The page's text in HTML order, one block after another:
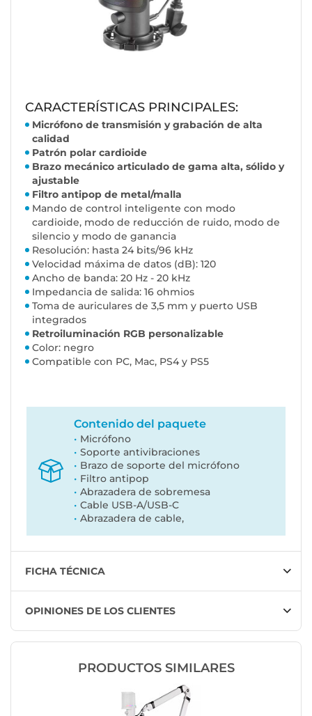
CARACTERÍSTICAS PRINCIPALES:
Micrófono de transmisión y grabación de alta
calidad
Patrón polar cardioide
Brazo mecánico articulado de gama alta, sólido y
ajustable
Filtro antipop de metal/malla
Mando de control inteligente con modo
cardioide, modo de reducción de ruido, modo de
silencio y modo de ganancia
Resolución: hasta 24 bits/96 kHz
Velocidad máxima de datos (dB): 120
Ancho de banda: 20 Hz - 20 kHz
Impedancia de salida: 16 ohmios
Toma de auriculares de 3,5 mm y puerto USB
integrados
Retroiluminación RGB personalizable
Color: negro
Compatible con PC, Mac, PS4 y PS5
Contenido del paquete
Micrófono
Soporte antivibraciones
Brazo de soporte del micrófono
Filtro antipop
Abrazadera de sobremesa
Cable USB-A/USB-C
Abrazadera de cable,
FICHA TÉCNICA
OPINIONES DE LOS CLIENTES
PRODUCTOS SIMILARES